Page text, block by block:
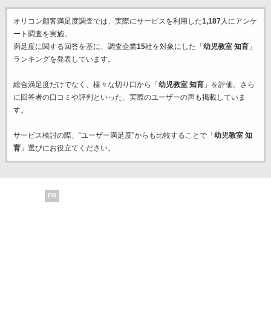
オリコン顧客満足度調査では、実際にサービスを利用した1,187人にアンケ
ート調査を実施。
満足度に関する回答を基に、調査企業15社を対象にした「 幼児教室 知育」
ランキングを発表しています。
総合満足度だけでなく、様々な切り口から「 幼児教室 知育」を評価。さら
に回答者の口コミや評判といった、実際のユーザーの声も掲載していま
す。
サービス検討の際、“ユーザー満足度”からも比較することで「 幼児教室 知
育」選びにお役立てください。
PR